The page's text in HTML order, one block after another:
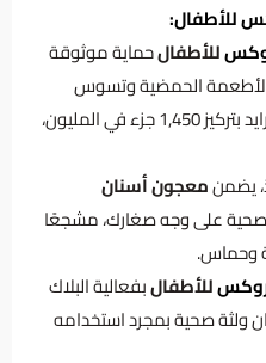
للأطفال:
للأطفالحماية موثوقة
الأطعمة الحمضية وتسوس
الأسنان، بفضل محتواه من الفلورايد بتركيز 1,450 جزء في المليون،
يضمنمعجون أسنان
صحية على وجه صغارك، مشجعًا
وحماس.
للأطفالبفعالية البلاك
ولثة صحية بمجرد استخدامه